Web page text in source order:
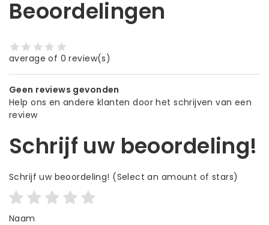
Beoordelingen
average of 0 review(s)
Geen reviews gevonden
Help ons en andere klanten door het schrijven van een
review
Schrijf uw beoordeling!
Schrijf uw beoordeling! (Select an amount of stars)
Naam